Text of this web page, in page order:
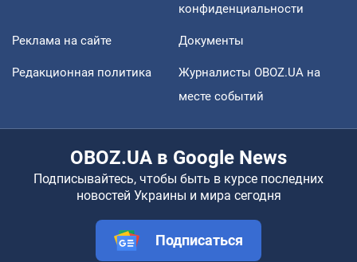
конфиденциальности
Реклама на сайте Документы
Редакционная политика
Журналисты OBOZ.UA на
месте событий
OBOZ.UA в Google News
Подписывайтесь, чтобы быть в курсе последних
новостей Украины и мира сегодня
Подписаться